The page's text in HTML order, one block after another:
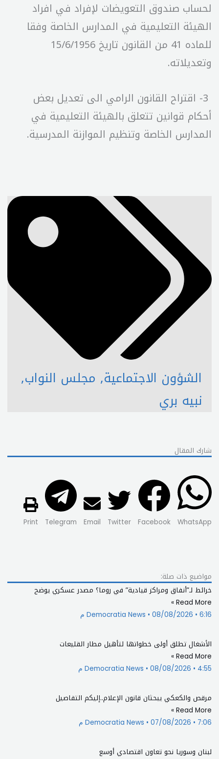
لحساب صندوق التعويضات لإفراد في افراد
الهيئة التعليمية في المدارس الخاصة وفقا
للماده 41 من القانون تاريخ 15/6/1956
وتعديلاته.
3- اقتراح القانون الرامي الى تعديل بعض
أحكام قوانين تتعلق بالهيئة التعليمية في
المدارس الخاصة وتنظيم الموازنة المدرسية.
الشؤون الاجتماعية, مجلس النواب,
نبيه بري
شارك المقال
WhatsApp
Facebook
Twitter
Email
Telegram
Print
مواضيع ذات صلة:
خرائط لـ”أنفاق ومراكز قيادية” في روما؟ مصدر عسكري يوضح
Read More »
Democratia News
08/08/2026 6:16 م
الأشغال تطلق أولى خطواتها لتأهيل مطار القليعات
Read More »
Democratia News
08/08/2026 4:55 م
مرقص والكعكي يبحثان قانون الإعلام..إليكم التفاصيل
Read More »
Democratia News
07/08/2026 7:06 م
لبنان وسوريا نحو تعاون اقتصادي أوسع